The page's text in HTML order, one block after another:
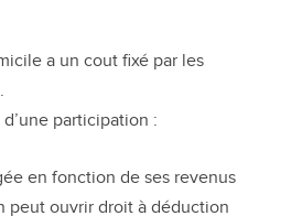
a un cout fixé par les
participation :
en fonction de ses revenus
peut ouvrir droit à déduction